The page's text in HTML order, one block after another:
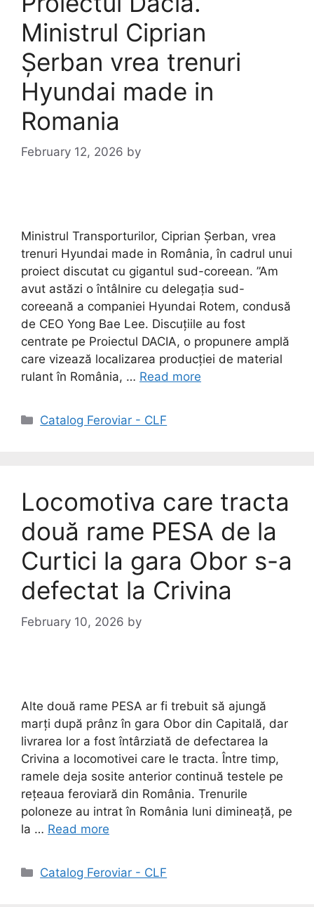
Ministrul Ciprian
Șerban vrea trenuri
Hyundai made in
Romania
February 12, 2026 by
Ministrul Transporturilor, Ciprian Șerban, vrea
trenuri Hyundai made in România, în cadrul unui
proiect discutat cu gigantul sud-coreean. ”Am
avut astăzi o întâlnire cu delegația sud-
coreeană a companiei Hyundai Rotem, condusă
de CEO Yong Bae Lee. Discuțiile au fost
centrate pe Proiectul DACIA, o propunere amplă
care vizează localizarea producției de material
rulant în România, … Read more
Catalog Feroviar - CLF
Locomotiva care tracta
două rame PESA de la
Curtici la gara Obor s-a
defectat la Crivina
February 10, 2026 by
Alte două rame PESA ar fi trebuit să ajungă
marți după prânz în gara Obor din Capitală, dar
livrarea lor a fost întârziată de defectarea la
Crivina a locomotivei care le tracta. Între timp,
ramele deja sosite anterior continuă testele pe
rețeaua feroviară din România. Trenurile
poloneze au intrat în România luni dimineață, pe
la … Read more
Catalog Feroviar - CLF